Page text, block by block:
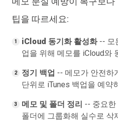
팁을 따르세요:
iCloud 동기화 활성화-- 모
업을 위해 메모를 iCloud와
정기 백업 -- 메모가 안전하
단위로 iTunes 백업을 예약
메모 및 폴더 정리 -- 중요한
폴더에 그룹화해 실수로 삭